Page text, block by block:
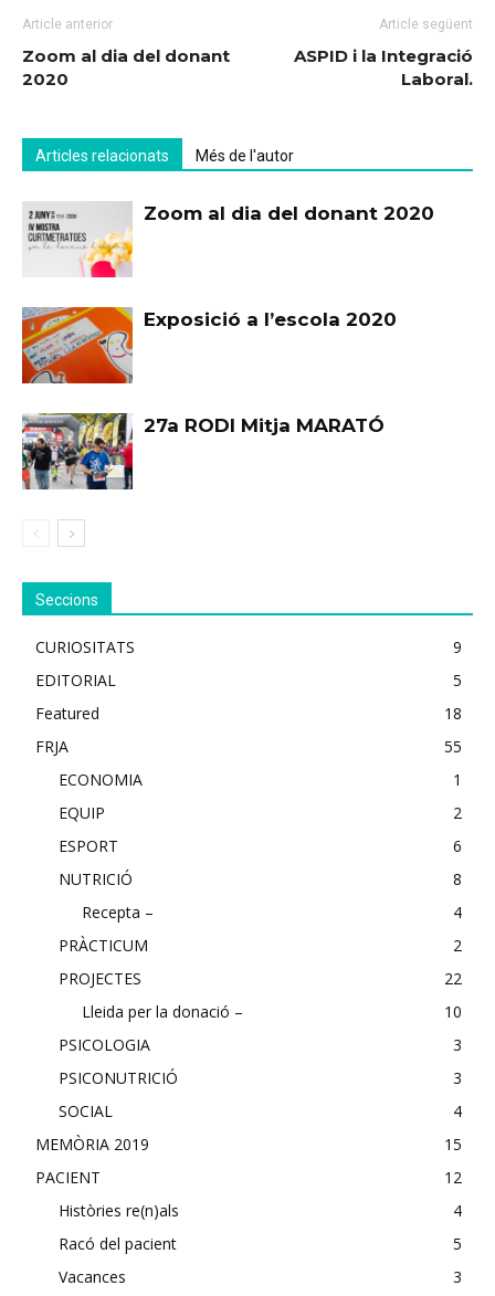
Article anterior
Zoom al dia del donant
2020
Article següent
ASPID i la Integració
Laboral.
Articles relacionats Més de l'autor
Zoom al dia del donant 2020
Exposició a l’escola 2020
27a RODI Mitja MARATÓ
Seccions
CURIOSITATS
9
EDITORIAL
5
Featured
18
FRJA
55
ECONOMIA
1
EQUIP
2
ESPORT
6
NUTRICIÓ
8
Recepta –
4
PRÀCTICUM
2
PROJECTES
22
Lleida per la donació –
10
PSICOLOGIA
3
PSICONUTRICIÓ
3
SOCIAL
4
MEMÒRIA 2019
15
PACIENT
12
Històries re(n)als
4
Racó del pacient
5
Vacances
3